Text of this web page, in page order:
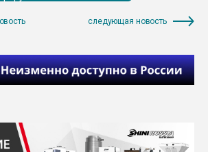
следующая новость